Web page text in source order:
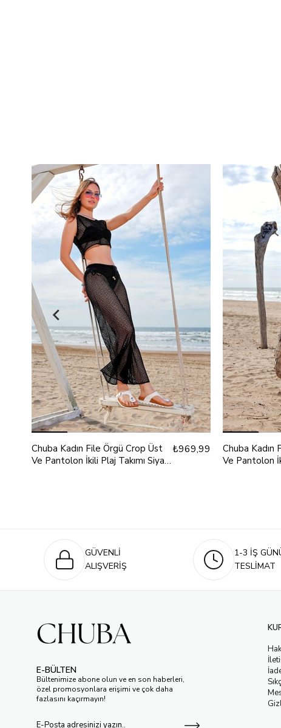
Chuba Kadın File Örgü Crop Üst
Ve Pantolon İkili Plaj Takımı Siyah
₺969,99
Chuba Kadın
Ve Pantolon
GÜVENLİ
ALIŞVERİŞ
1-3 İŞ
TESLİMAT
E-BÜLTEN
Bültenimize abone olun ve en son haberleri,
özel promosyonlara erişimi ve çok daha
fazlasını kaçırmayın!